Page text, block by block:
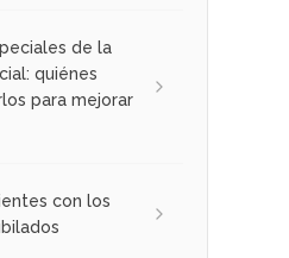
de la
quiénes
para mejorar
con los